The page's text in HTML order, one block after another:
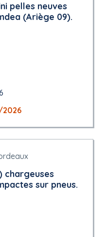
pelles neuves
(Ariège 09).
chargeuses
sur pneus.